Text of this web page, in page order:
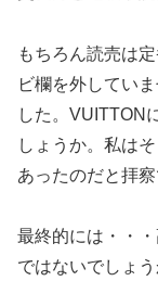
もちろん読売は
ビ欄を外してい
した。VUITTON
しょうか。私は
あったのだと拝察
最終的には・・
ではないでしょ